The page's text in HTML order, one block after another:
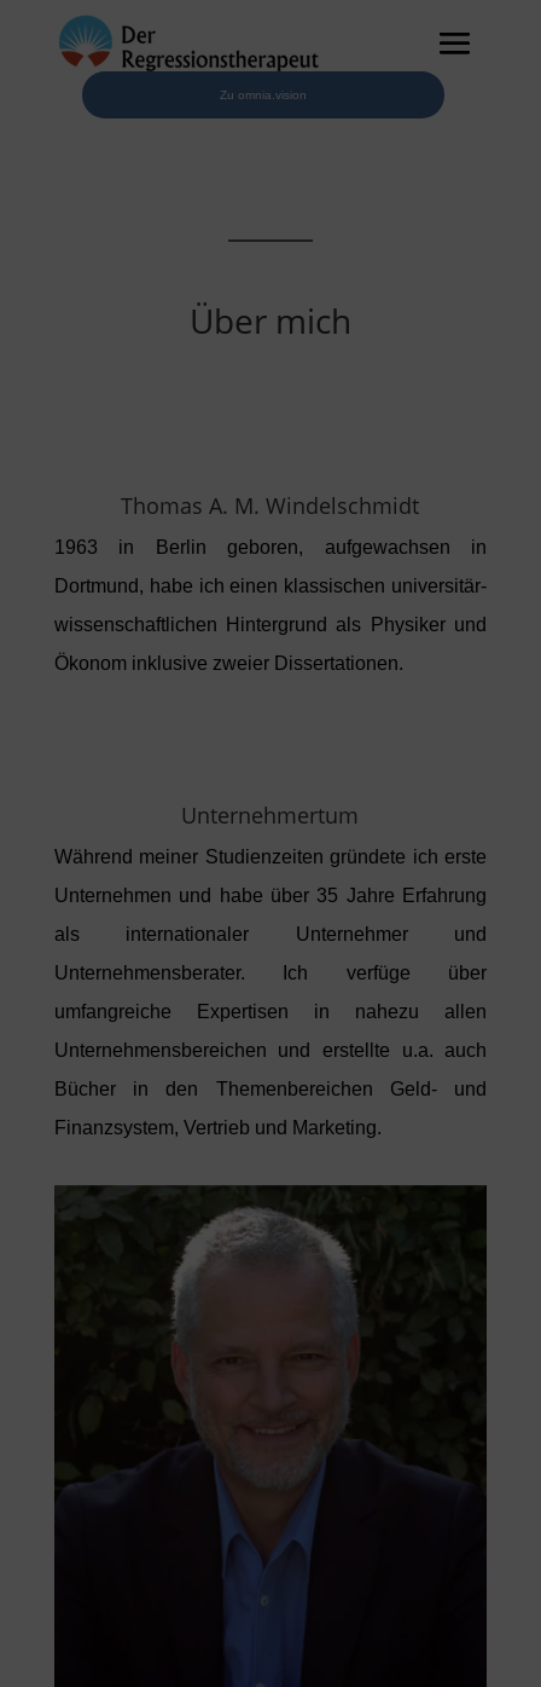
Zu omnia.vision
Über mich
Thomas A. M. Windelschmidt
1963 in Berlin geboren, aufgewachsen in
Dortmund, habe ich einen klassischen universitär-
wissenschaftlichen Hintergrund als Physiker und
Ökonom inklusive zweier Dissertationen.
Unternehmertum
Während meiner Studienzeiten gründete ich erste
Unternehmen und habe über 35 Jahre Erfahrung
als internationaler Unternehmer und
Unternehmensberater. Ich verfüge über
umfangreiche Expertisen in nahezu allen
Unternehmensbereichen und erstellte u.a. auch
Bücher in den Themenbereichen Geld- und
Finanzsystem, Vertrieb und Marketing.